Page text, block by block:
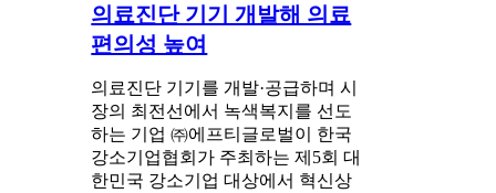
의료진단 기기 개발해 의료
편의성 높여
의료진단 기기를 개발·공급하며 시
장의 최전선에서 녹색복지를 선도
하는 기업 ㈜에프티글로벌이 한국
강소기업협회가 주최하는 제5회 대
한민국 강소기업 대상에서 혁신상